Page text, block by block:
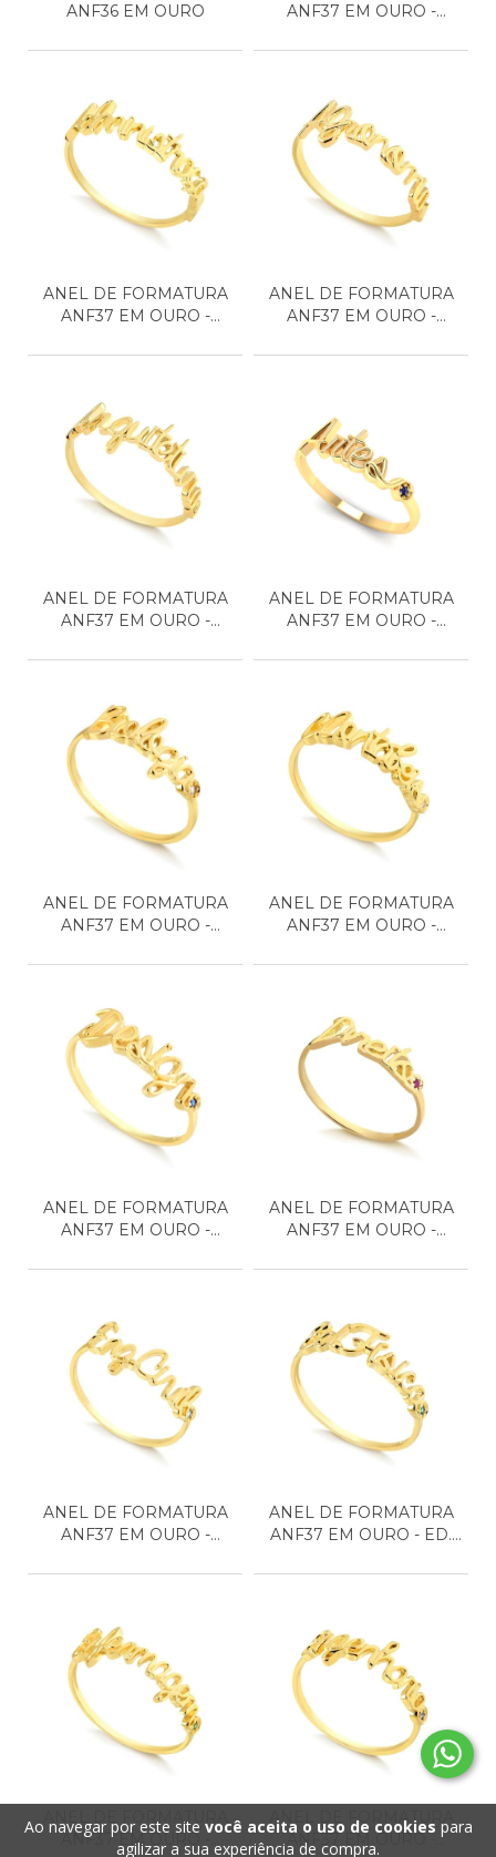
Ao navegar por este site você aceita o uso de cookies para
agilizar a sua experiência de compra.
ANF36 EM OURO
ANF37 EM OURO -
ANEL DE FORMATURA
ANF37 EM OURO -
ANEL DE FORMATURA
ANF37 EM OURO -
ANEL DE FORMATURA
ANF37 EM OURO -
ANEL DE FORMATURA
ANF37 EM OURO -
ANEL DE FORMATURA
ANF37 EM OURO -
ANEL DE FORMATURA
ANF37 EM OURO -
ANEL DE FORMATURA
ANF37 EM OURO -
ANEL DE FORMATURA
ANF37 EM OURO -
ANEL DE FORMATURA
ANF37 EM OURO -
ANEL DE FORMATURA
ANF37 EM OURO - ED.
ANEL DE FORMATURA
ANF37 EM OURO -
ANEL DE FORMATURA
ANF37 EM OURO -